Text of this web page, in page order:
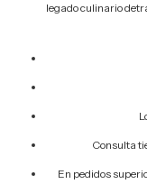
legado culinario
Consulta
En pedidos